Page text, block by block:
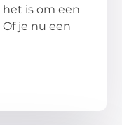
is om een
je nu een